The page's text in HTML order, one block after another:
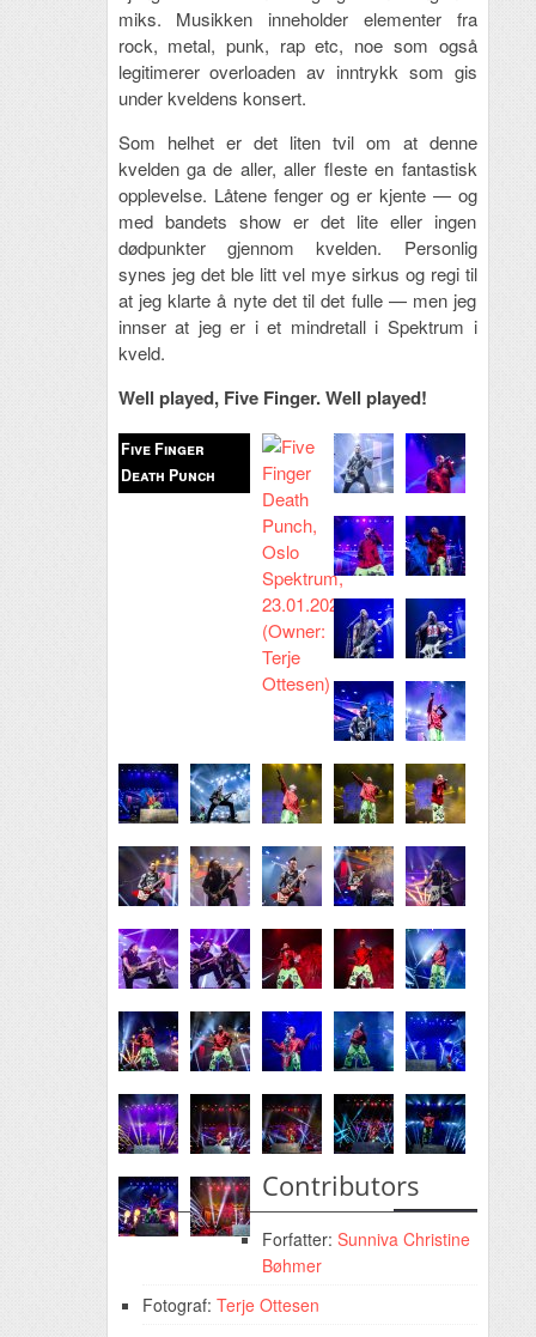
miks. Musikken inneholder elementer fra
rock, metal, punk, rap etc, noe som også
legitimerer overloaden av inntrykk som gis
under kveldens konsert.
Som helhet er det liten tvil om at denne
kvelden ga de aller, aller fleste en fantastisk
opplevelse. Låtene fenger og er kjente — og
med bandets show er det lite eller ingen
dødpunkter gjennom kvelden. Personlig
synes jeg det ble litt vel mye sirkus og regi til
at jeg klarte å nyte det til det fulle — men jeg
innser at jeg er i et mindretall i Spektrum i
kveld.
Well played, Five Finger. Well played!
Five Finger
Death Punch
Contributors
Forfatter: Sunniva Christine
Bøhmer
Fotograf: Terje Ottesen